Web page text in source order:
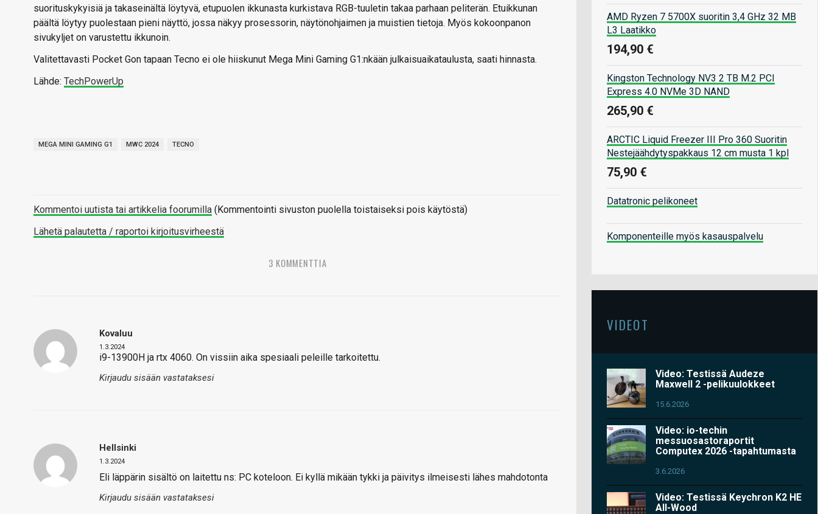
suorituskykyisiä ja takaseinältä löytyvä, etupuolen ikkunasta kurkistava RGB-tuuletin takaa parhaan peliterän. Etuikkunan
päältä löytyy puolestaan pieni näyttö, jossa näkyy prosessorin, näytönohjaimen ja muistien tietoja. Myös kokoonpanon
sivukyljet on varustettu ikkunoin.
Valitettavasti Pocket Gon tapaan Tecno ei ole hiiskunut Mega Mini Gaming G1:nkään julkaisuaikataulusta, saati hinnasta.
Lähde: TechPowerUp
MEGA MINI GAMING G1 MWC 2024 TECNO
Kommentoi uutista tai artikkelia foorumilla (Kommentointi sivuston puolella toistaiseksi pois käytöstä)
Lähetä palautetta / raportoi kirjoitusvirheestä
3 KOMMENTTIA
Kovaluu
1.3.2024
i9-13900H ja rtx 4060. On vissiin aika spesiaali peleille tarkoitettu.
Kirjaudu sisään vastataksesi
Hellsinki
1.3.2024
Eli läppärin sisältö on laitettu ns: PC koteloon. Ei kyllä mikään tykki ja päivitys ilmeisesti lähes mahdotonta
Kirjaudu sisään vastataksesi
AMD Ryzen 7 5700X suoritin 3,4 GHz 32 MB
L3 Laatikko
194,90 €
Kingston Technology NV3 2 TB M.2 PCI
Express 4.0 NVMe 3D NAND
265,90 €
ARCTIC Liquid Freezer III Pro 360 Suoritin
Nestejäähdytyspakkaus 12 cm musta 1 kpl
75,90 €
Datatronic pelikoneet
Komponenteille myös kasauspalvelu
VIDEOT
Video: Testissä Audeze
Maxwell 2 -pelikuulokkeet
15.6.2026
Video: io-techin
messuosastoraportit
Computex 2026 -tapahtumasta
3.6.2026
Video: Testissä Keychron K2 HE
All-Wood